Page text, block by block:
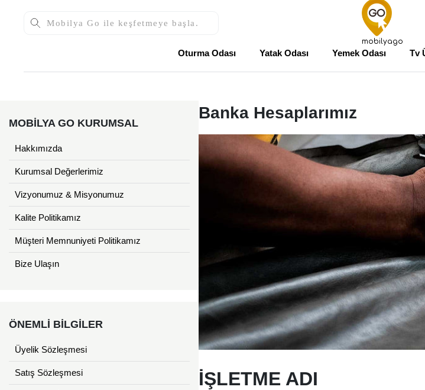
mobilyago
Oturma Odası Yatak Odası Yemek Odası Tv
MOBİLYA GO KURUMSAL
Hakkımızda
Kurumsal Değerlerimiz
Vizyonumuz & Misyonumuz
Kalite Politikamız
Müşteri Memnuniyeti Politikamız
Bize Ulaşın
ÖNEMLİ BİLGİLER
Üyelik Sözleşmesi
Satış Sözleşmesi
Banka Hesaplarımız
İŞLETME ADI